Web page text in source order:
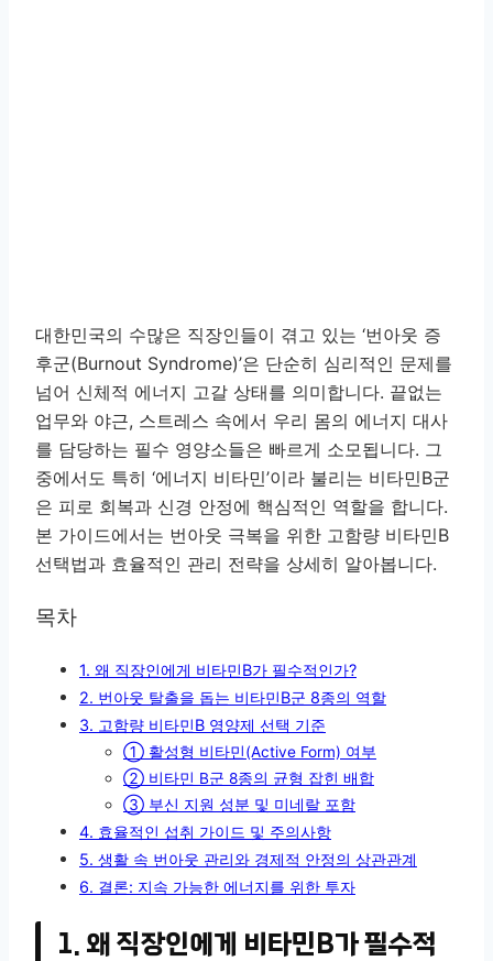
대한민국의 수많은 직장인들이 겪고 있는 ‘번아웃 증
후군(Burnout Syndrome)’은 단순히 심리적인 문제를
넘어 신체적 에너지 고갈 상태를 의미합니다. 끝없는
업무와 야근, 스트레스 속에서 우리 몸의 에너지 대사
를 담당하는 필수 영양소들은 빠르게 소모됩니다. 그
중에서도 특히 ‘에너지 비타민’이라 불리는 비타민B군
은 피로 회복과 신경 안정에 핵심적인 역할을 합니다.
본 가이드에서는 번아웃 극복을 위한 고함량 비타민B
선택법과 효율적인 관리 전략을 상세히 알아봅니다.
목차
1. 왜 직장인에게 비타민B가 필수적인가?
2. 번아웃 탈출을 돕는 비타민B군 8종의 역할
3. 고함량 비타민B 영양제 선택 기준
① 활성형 비타민(Active Form) 여부
② 비타민 B군 8종의 균형 잡힌 배합
③ 부신 지원 성분 및 미네랄 포함
4. 효율적인 섭취 가이드 및 주의사항
5. 생활 속 번아웃 관리와 경제적 안정의 상관관계
6. 결론: 지속 가능한 에너지를 위한 투자
1. 왜 직장인에게 비타민B가 필수적